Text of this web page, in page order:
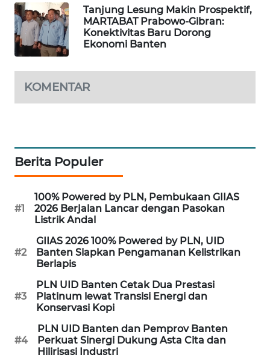
Tanjung Lesung Makin Prospektif,
MARTABAT Prabowo-Gibran:
Konektivitas Baru Dorong
Ekonomi Banten
KOMENTAR
Berita Populer
#1
100% Powered by PLN, Pembukaan GIIAS
2026 Berjalan Lancar dengan Pasokan
Listrik Andal
#2
GIIAS 2026 100% Powered by PLN, UID
Banten Siapkan Pengamanan Kelistrikan
Berlapis
#3
PLN UID Banten Cetak Dua Prestasi
Platinum lewat Transisi Energi dan
Konservasi Kopi
#4
PLN UID Banten dan Pemprov Banten
Perkuat Sinergi Dukung Asta Cita dan
Hilirisasi Industri
WAHANA
HEALTH
WAHANA
WISATA
Wahana
Network
KONSUMEN
LISTRIK
MASYARAKAT
KELISTRIKAN
WALINKI
ID
MAWAKA
ID